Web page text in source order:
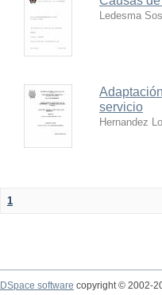
Ledesma
servicio
Hernandez
1
DSpace software copyright © 2002-